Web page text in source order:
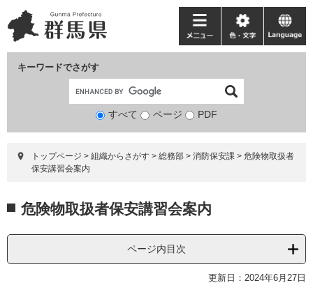
ー
ジ
ニ
ュ
て
キーワードでさがす
検
象
すべて ページ PDF
メ
ニ
ー
色・
文
language
トップページ > 組織からさがす > 総務部 > 消防保安課 > 危険物取扱者
保安講習会案内
文 危険物取扱者保安講習会案内
ページ内目次
更新日：2024年6月27日